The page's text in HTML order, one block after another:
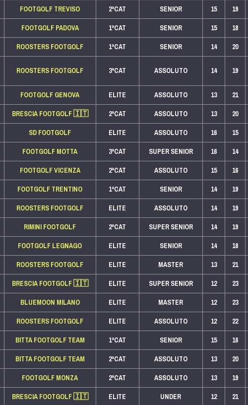
FOOTGOLF TREVISO 2ªCAT SENIOR 15
19
FOOTGOLF PADOVA 1ªCAT SENIOR 15
18
ROOSTERS FOOTGOLF 1ªCAT SENIOR 14
20
ROOSTERS FOOTGOLF 3ªCAT ASSOLUTO 14
19
FOOTGOLF GENOVA ELITE ASSOLUTO 13
21
BRESCIA FOOTGOLF🇮🇹 2ªCAT ASSOLUTO 13
20
SD FOOTGOLF ELITE ASSOLUTO 16
15
FOOTGOLF MOTTA 3ªCAT SUPER SENIOR 16
14
FOOTGOLF VICENZA 2ªCAT ASSOLUTO 15
16
FOOTGOLF TRENTINO 1ªCAT SENIOR 14
19
ROOSTERS FOOTGOLF ELITE ASSOLUTO 14
19
RIMINI FOOTGOLF 2ªCAT SUPER SENIOR 14
19
FOOTGOLF LEGNAGO ELITE SENIOR 14
18
ROOSTERS FOOTGOLF ELITE MASTER 13
21
BRESCIA FOOTGOLF🇮🇹 ELITE SUPER SENIOR 12
23
BLUEMOON MILANO ELITE MASTER 12
23
ROOSTERS FOOTGOLF ELITE ASSOLUTO 12
22
BITTA FOOTGOLF TEAM 1ªCAT SENIOR 15
16
BITTA FOOTGOLF TEAM 2ªCAT ASSOLUTO 13
20
FOOTGOLF MONZA 2ªCAT ASSOLUTO 13
19
BRESCIA FOOTGOLF🇮🇹 ELITE UNDER 12
21